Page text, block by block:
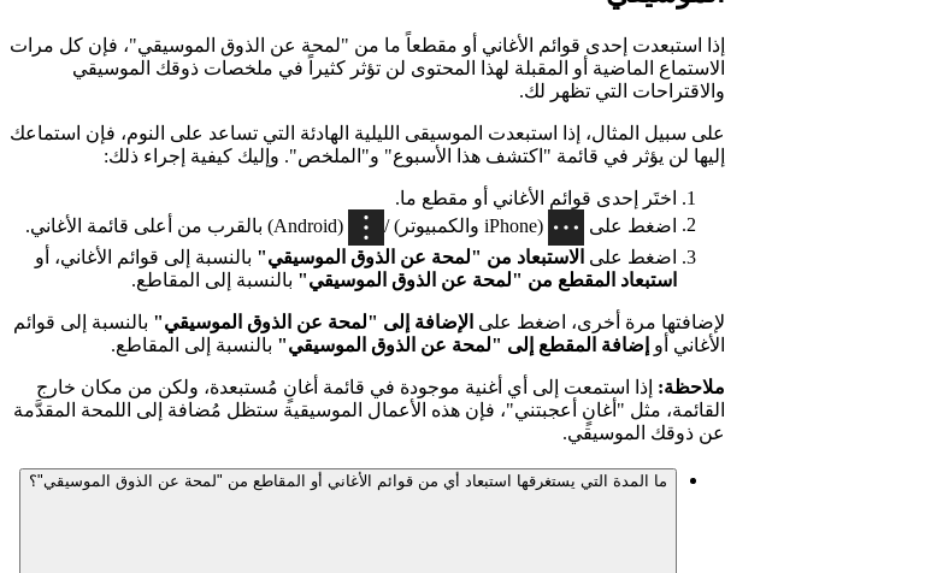
إذا استبعدت إحدى قوائم الأغاني أو مقطعاً ما من "لمحة عن الذوق الموسيقي"، فإن كل مرات
الاستماع الماضية أو المقبلة لهذا المحتوى لن تؤثر كثيراً في ملخصات ذوقك الموسيقي
والاقتراحات التي تظهر لك.
على سبيل المثال، إذا استبعدت الموسيقى الليلية الهادئة التي تساعد على النوم، فإن استماعك
إليها لن يؤثر في قائمة "اكتشف هذا الأسبوع" و"الملخص". وإليك كيفية إجراء ذلك:
اختَر إحدى قوائم الأغاني أو مقطع ما.
اضغط على
(iPhone والكمبيوتر) /
(Android) بالقرب من أعلى قائمة الأغاني.
اضغط على الاستبعاد من "لمحة عن الذوق الموسيقي" بالنسبة إلى قوائم الأغاني، أو
استبعاد المقطع من "لمحة عن الذوق الموسيقي" بالنسبة إلى المقاطع.
لإضافتها مرة أخرى، اضغط على الإضافة إلى "لمحة عن الذوق الموسيقي" بالنسبة إلى قوائم
الأغاني أو إضافة المقطع إلى "لمحة عن الذوق الموسيقي" بالنسبة إلى المقاطع.
ملاحظة: إذا استمعت إلى أي أغنية موجودة في قائمة أغانٍ مُستبعدة، ولكن من مكان خارج
القائمة، مثل "أغانٍ أعجبتني"، فإن هذه الأعمال الموسيقية ستظل مُضافة إلى اللمحة المقدَّمة
عن ذوقك الموسيقي.
ما المدة التي يستغرقها استبعاد أي من قوائم الأغاني أو المقاطع من "لمحة عن الذوق الموسيقي"؟